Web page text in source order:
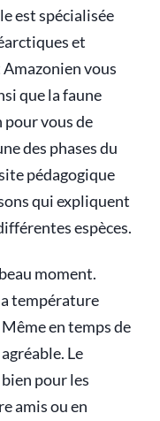
est spécialisée
et
vous
que la faune
pour vous de
des phases du
pédagogique
qui expliquent
espèces.
moment.
température
Même en temps de
Le
pour les
amis ou en